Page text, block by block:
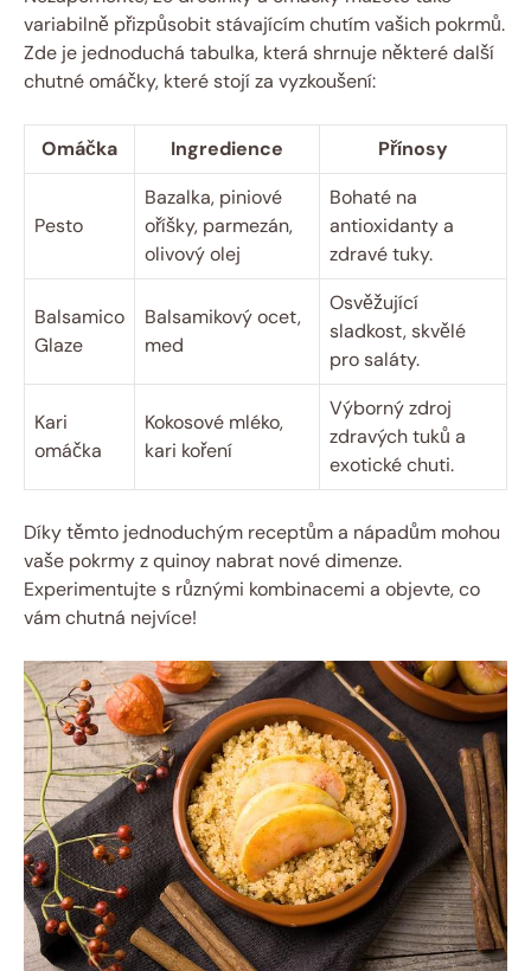
variabilně přizpůsobit stávajícím chutím vašich pokrmů.
Zde je jednoduchá tabulka, která shrnuje některé další
chutné omáčky, které stojí za vyzkoušení:
Omáčka Ingredience Přínosy
Pesto
Bazalka, piniové
oříšky, parmezán,
olivový olej
Bohaté na
antioxidanty a
zdravé tuky.
Balsamico
Glaze
Balsamikový ocet,
med
Osvěžující
sladkost, skvělé
pro saláty.
Kari
omáčka
Kokosové mléko,
kari koření
Výborný zdroj
zdravých tuků a
exotické chuti.
Díky těmto jednoduchým receptům a nápadům mohou
vaše pokrmy z quinoy nabrat nové dimenze.
Experimentujte s různými kombinacemi a objevte, co
vám chutná nejvíce!